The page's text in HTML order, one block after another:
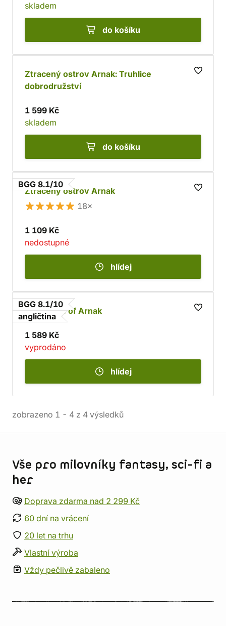
skladem
do košíku
Ztracený ostrov Arnak: Truhlice
dobrodružství
1 599 Kč
skladem
do košíku
BGG 8.1/10
Ztracený ostrov Arnak
18×
1 109 Kč
nedostupné
hlídej
BGG 8.1/10
angličtina
Lost Ruins of Arnak
1 589 Kč
vyprodáno
hlídej
zobrazeno 1 - 4 z 4 výsledků
Vše pro milovníky fantasy, sci-fi a
her
Doprava zdarma nad 2 299 Kč
60 dní na vrácení
20 let na trhu
Vlastní výroba
Vždy pečlivě zabaleno